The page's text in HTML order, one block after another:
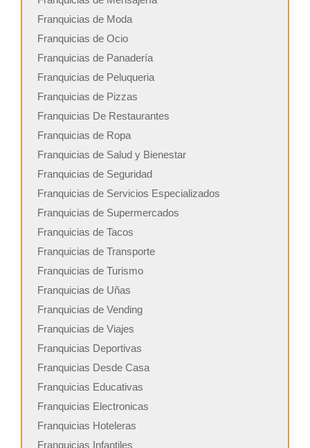
Franquicias de Moda
Franquicias de Ocio
Franquicias de Panadería
Franquicias de Peluqueria
Franquicias de Pizzas
Franquicias De Restaurantes
Franquicias de Ropa
Franquicias de Salud y Bienestar
Franquicias de Seguridad
Franquicias de Servicios Especializados
Franquicias de Supermercados
Franquicias de Tacos
Franquicias de Transporte
Franquicias de Turismo
Franquicias de Uñas
Franquicias de Vending
Franquicias de Viajes
Franquicias Deportivas
Franquicias Desde Casa
Franquicias Educativas
Franquicias Electronicas
Franquicias Hoteleras
Franquicias Infantiles